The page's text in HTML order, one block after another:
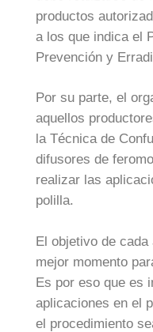
productos
a los que indica el
Prevención y
Por su parte, el
aquellos
la Técnica de
difusores de
realizar las
polilla.
El objetivo de
mejor momento
Es por eso que es
aplicaciones en el
el procedimiento